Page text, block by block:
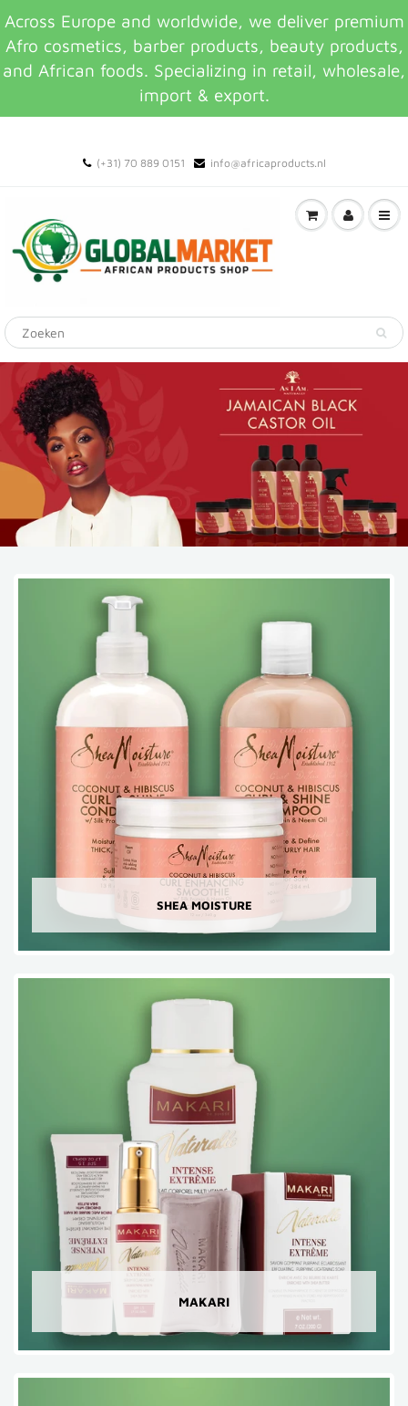
Across Europe and worldwide, we deliver premium
Afro cosmetics, barber products, beauty products,
and African foods. Specializing in retail, wholesale,
import & export.
(+31) 70 889 0151 info@africaproducts.nl
SHEA MOISTURE
MAKARI